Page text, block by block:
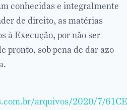
conhecidas e integralmente
de direito, as matérias
à Execução, por não ser
pronto, sob pena de dar azo
arquivos/2020/7/